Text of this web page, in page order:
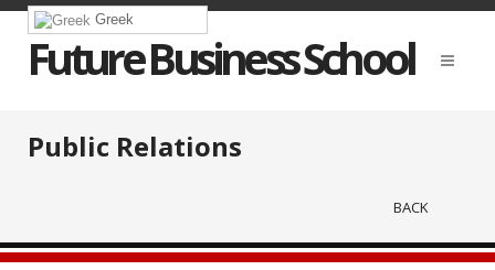
Greek
Future Business School
Public Relations
BACK